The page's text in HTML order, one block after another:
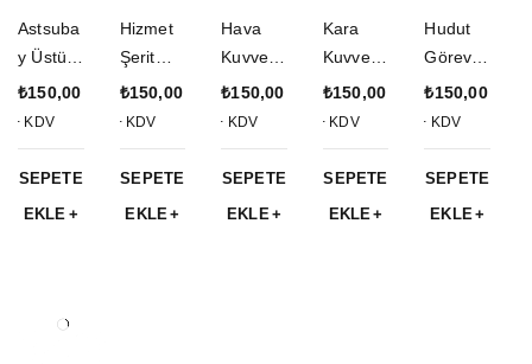
Astsuba
y Üstün
Kahram
anlık
Eğitimi
₺150,00
+ KDV
SEPETE
EKLE
Hizmet
Şerit
Rozetler
Görev
₺150,00
+ KDV
SEPETE
EKLE
Hava
Kuvvetle
ri Harp
Okulu
et Şerit
₺150,00
+ KDV
SEPETE
EKLE
Kara
Kuvvetle
ri
Astsuba
Mezuniy
₺150,00
+ KDV
SEPETE
EKLE
Hudut
Görevi
Hudut
Şerit
₺150,00
+ KDV
SEPETE
EKLE